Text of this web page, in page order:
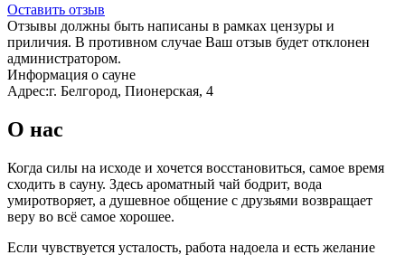
Оставить отзыв
Отзывы должны быть написаны в рамках цензуры и
приличия. В противном случае Ваш отзыв будет отклонен
администратором.
Информация о сауне
Адрес:г. Белгород, Пионерская, 4
О нас
Когда силы на исходе и хочется восстановиться, самое время
сходить в сауну. Здесь ароматный чай бодрит, вода
умиротворяет, а душевное общение с друзьями возвращает
веру во всё самое хорошее.
Если чувствуется усталость, работа надоела и есть желание